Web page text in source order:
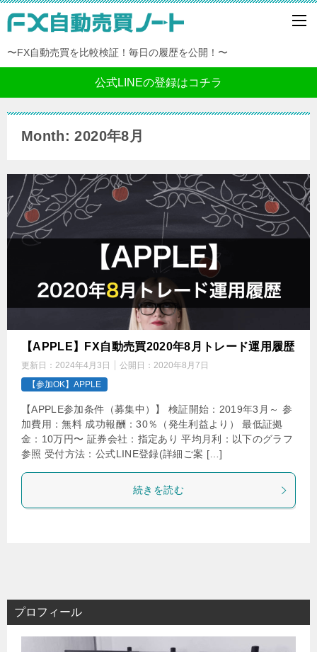
〜FX自動売買を比較検証！毎日の履歴を公開！〜
公式LINEの登録はコチラ
Month: 2020年8月
【APPLE】FX自動売買2020年8月トレード運用履歴
更新日： 2024年4月3日 公開日： 2020年8月7日
【参加OK】APPLE
【APPLE参加条件（募集中）】 検証開始：2019年3月～ 参
加費用：無料 成功報酬：30％（発生利益より） 最低証拠
金：10万円〜 証券会社：指定あり 平均月利：以下のグラフ
参照 受付方法：公式LINE登録(詳細ご案 […]
続きを読む
プロフィール